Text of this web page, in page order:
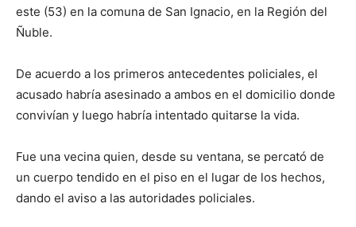
este (53) en la comuna de San Ignacio, en la Región del
Ñuble.
De acuerdo a los primeros antecedentes policiales, el
acusado habría asesinado a ambos en el domicilio donde
convivían y luego habría intentado quitarse la vida.
Fue una vecina quien, desde su ventana, se percató de
un cuerpo tendido en el piso en el lugar de los hechos,
dando el aviso a las autoridades policiales.